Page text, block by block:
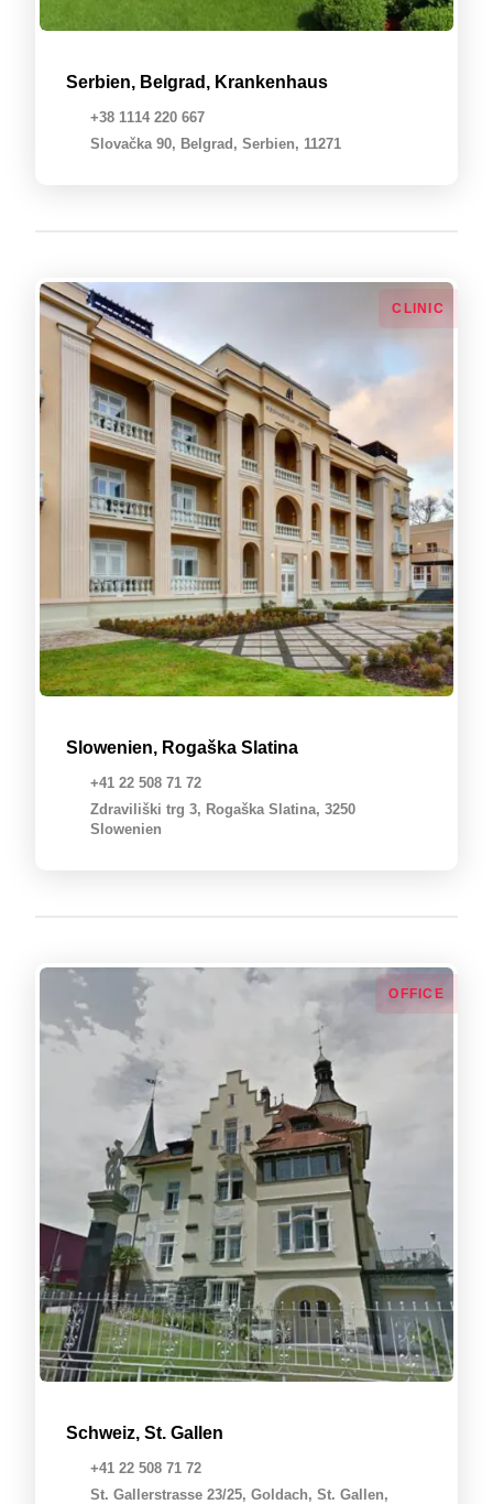
Serbien, Belgrad, Krankenhaus
+38 1114 220 667
Slovačka 90, Belgrad, Serbien, 11271
Slowenien, Rogaška Slatina
+41 22 508 71 72
Zdraviliški trg 3, Rogaška Slatina, 3250
Slowenien
СLINIC
Schweiz, St. Gallen
+41 22 508 71 72
St. Gallerstrasse 23/25, Goldach, St. Gallen,
OFFICE